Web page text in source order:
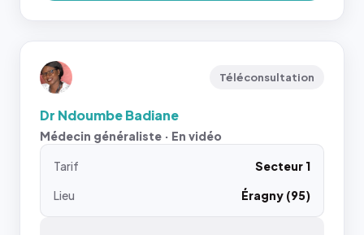
Téléconsultation
Dr Ndoumbe Badiane
Médecin généraliste · En vidéo
Tarif
Secteur 1
Lieu
Éragny (95)